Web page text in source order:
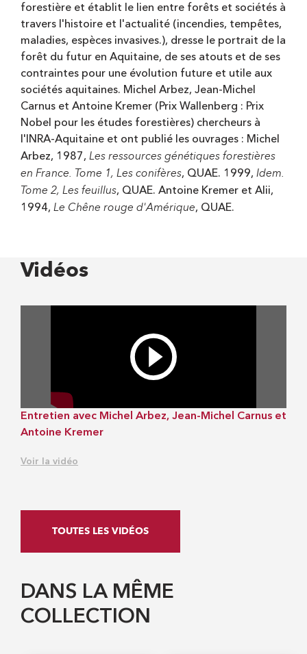
forestière et établit le lien entre forêts et sociétés à
travers l'histoire et l'actualité (incendies, tempêtes,
maladies, espèces invasives.), dresse le portrait de la
forêt du futur en Aquitaine, de ses atouts et de ses
contraintes pour une évolution future et utile aux
sociétés aquitaines. Michel Arbez, Jean-Michel
Carnus et Antoine Kremer (Prix Wallenberg : Prix
Nobel pour les études forestières) chercheurs à
l'INRA-Aquitaine et ont publié les ouvrages : Michel
Arbez, 1987, Les ressources génétiques forestières
en France. Tome 1, Les conifères, QUAE. 1999, Idem.
Tome 2, Les feuillus, QUAE. Antoine Kremer et Alii,
1994, Le Chêne rouge d'Amérique, QUAE.
Vidéos
Entretien avec Michel Arbez, Jean-Michel Carnus et
Antoine Kremer
Voir la vidéo
TOUTES LES VIDÉOS
DANS LA MÊME
COLLECTION